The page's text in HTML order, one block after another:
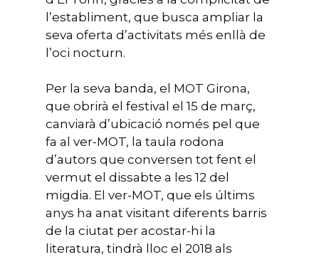
l’establiment, que busca ampliar la
seva oferta d’activitats més enllà de
l’oci nocturn.
Per la seva banda, el MOT Girona,
que obrirà el festival el 15 de març,
canviarà d’ubicació només pel que
fa al ver-MOT, la taula rodona
d’autors que conversen tot fent el
vermut el dissabte a les 12 del
migdia. El ver-MOT, que els últims
anys ha anat visitant diferents barris
de la ciutat per acostar-hi la
literatura, tindrà lloc el 2018 als